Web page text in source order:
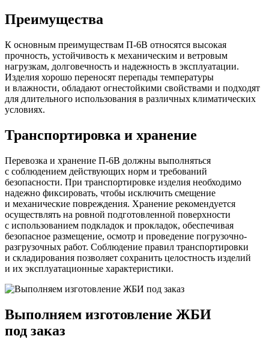
Преимущества
К основным преимуществам П-6В относятся высокая
прочность, устойчивость к механическим и ветровым
нагрузкам, долговечность и надежность в эксплуатации.
Изделия хорошо переносят перепады температуры
и влажности, обладают огнестойкими свойствами и подходят
для длительного использования в различных климатических
условиях.
Транспортировка и хранение
Перевозка и хранение П-6В должны выполняться
с соблюдением действующих норм и требований
безопасности. При транспортировке изделия необходимо
надежно фиксировать, чтобы исключить смещение
и механические повреждения. Хранение рекомендуется
осуществлять на ровной подготовленной поверхности
с использованием подкладок и прокладок, обеспечивая
безопасное размещение, осмотр и проведение погрузочно-
разгрузочных работ. Соблюдение правил транспортировки
и складирования позволяет сохранить целостность изделий
и их эксплуатационные характеристики.
Выполняем изготовление ЖБИ
под заказ